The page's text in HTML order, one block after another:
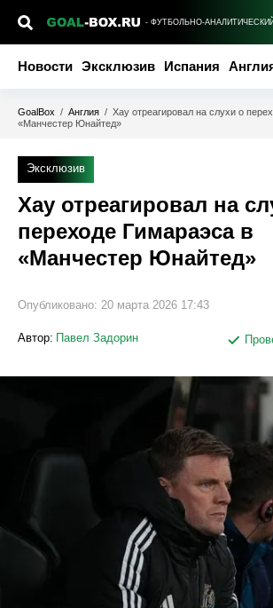
- ФУТБОЛЬНО-
Новости Эксклюзив Испания
GoalBox / Англия / Хау отреагировал на слухи о
«Манчестер Юнайтед»
Эксклюзив
Хау отреагировал на
переходе Гимараэса в
«Манчестер Юнайтед»
Опубликовано: 20 марта 2026 17:43
Автор: Павел Задорин